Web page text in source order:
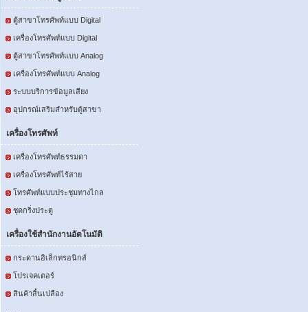
ตู้สาขาโทรศัพท์แบบ Digital
เครื่องโทรศัพท์แบบ Digital
ตู้สาขาโทรศัพท์แบบ Analog
เครื่องโทรศัพท์แบบ Analog
ระบบบริการข้อมูลเสียง
อุปกรณ์เสริมสำหรับตู้สาขา
เครื่องโทรศัพท์
เครื่องโทรศัพท์ธรรมดา
เครื่องโทรศัพท์ไร้สาย
โทรศัพท์แบบประชุมทางไกล
ชุดกริ่งประตู
เครื่องใช้สำนักงานอัตโนมัติ
กระดานอิเล็กทรอนิกส์
โปรเจคเตอร์
สินค้าสิ้นเปลือง